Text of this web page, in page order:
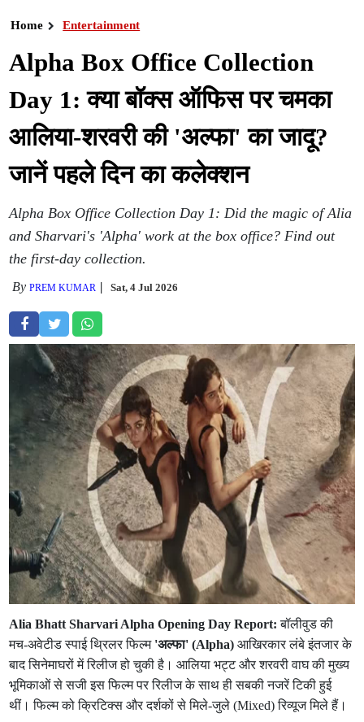
Home Entertainment
Alpha Box Office Collection
Day 1: क्या बॉक्स ऑफिस पर चमका
आलिया-शरवरी की 'अल्फा' का जादू?
जानें पहले दिन का कलेक्शन
Alpha Box Office Collection Day 1: Did the magic of Alia
and Sharvari's 'Alpha' work at the box office? Find out
the first-day collection.
ByPREM KUMAR Sat, 4 Jul 2026
Alia Bhatt Sharvari Alpha Opening Day Report: बॉलीवुड की
मच-अवेटीड स्पाई थ्रिलर फिल्म 'अल्फा' (Alpha) आखिरकार लंबे इंतजार के
बाद सिनेमाघरों में रिलीज हो चुकी है। आलिया भट्ट और शरवरी वाघ की मुख्य
भूमिकाओं से सजी इस फिल्म पर रिलीज के साथ ही सबकी नजरें टिकी हुई
थीं। फिल्म को क्रिटिक्स और दर्शकों से मिले-जुले (Mixed) रिव्यूज मिले हैं।